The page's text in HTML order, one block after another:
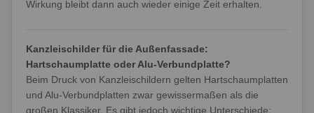
Wirkung bleibt dann auch wieder einige Zeit erhalten.
Kanzleischilder für die Außenfassade:
Hartschaumplatte oder Alu-Verbundplatte?
Beim Druck von Kanzleischildern gelten Hartschaumplatten
und Alu-Verbundplatten zwar gewissermaßen als die
großen Klassiker. Es gibt jedoch wichtige Unterschiede: